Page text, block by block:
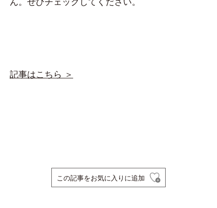
記事はこちら ＞
この記事をお気に入りに追加